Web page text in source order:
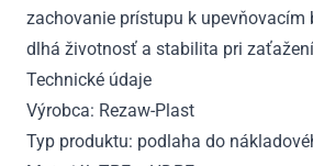
zachovanie prístupu k upevňovacím
dlhá životnosť a stabilita pri zaťažení
Technické údaje
Výrobca: Rezaw-Plast
Typ produktu: podlaha do